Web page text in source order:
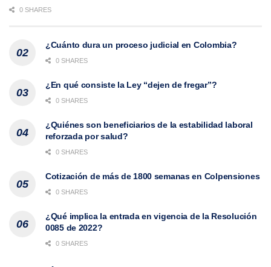
0 SHARES
¿Cuánto dura un proceso judicial en Colombia?
0 SHARES
¿En qué consiste la Ley “dejen de fregar”?
0 SHARES
¿Quiénes son beneficiarios de la estabilidad laboral
reforzada por salud?
0 SHARES
Cotización de más de 1800 semanas en Colpensiones
0 SHARES
¿Qué implica la entrada en vigencia de la Resolución
0085 de 2022?
0 SHARES